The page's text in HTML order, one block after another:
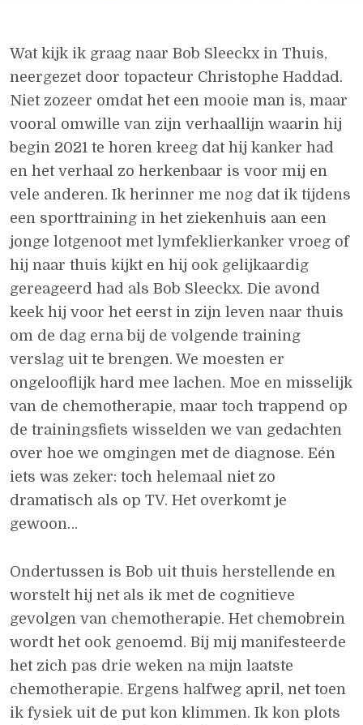
Wat kijk ik graag naar Bob Sleeckx in Thuis,
neergezet door topacteur Christophe Haddad.
Niet zozeer omdat het een mooie man is, maar
vooral omwille van zijn verhaallijn waarin hij
begin 2021 te horen kreeg dat hij kanker had
en het verhaal zo herkenbaar is voor mij en
vele anderen. Ik herinner me nog dat ik tijdens
een sporttraining in het ziekenhuis aan een
jonge lotgenoot met lymfeklierkanker vroeg of
hij naar thuis kijkt en hij ook gelijkaardig
gereageerd had als Bob Sleeckx. Die avond
keek hij voor het eerst in zijn leven naar thuis
om de dag erna bij de volgende training
verslag uit te brengen. We moesten er
ongelooflijk hard mee lachen. Moe en misselijk
van de chemotherapie, maar toch trappend op
de trainingsfiets wisselden we van gedachten
over hoe we omgingen met de diagnose. Eén
iets was zeker: toch helemaal niet zo
dramatisch als op TV. Het overkomt je
gewoon…
Ondertussen is Bob uit thuis herstellende en
worstelt hij net als ik met de cognitieve
gevolgen van chemotherapie. Het chemobrein
wordt het ook genoemd. Bij mij manifesteerde
het zich pas drie weken na mijn laatste
chemotherapie. Ergens halfweg april, net toen
ik fysiek uit de put kon klimmen. Ik kon plots